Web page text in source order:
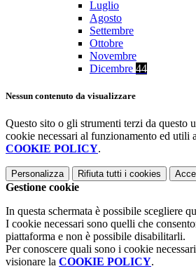
Luglio
Agosto
Settembre
Ottobre
Novembre
Dicembre 44
Nessun contenuto da visualizzare
Questo sito o gli strumenti terzi da questo
cookie necessari al funzionamento ed utili
COOKIE POLICY.
Personalizza Rifiuta tutti i cookies
Gestione cookie
In questa schermata è possibile scegliere
I cookie necessari sono quelli che
piattaforma e non è possibile disabilitarli.
Per conoscere quali sono i cookie
visionare la COOKIE POLICY.